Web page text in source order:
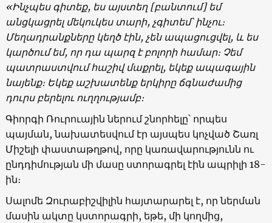
«Ինչպես գիտեք, ես այստեղ [բանտում] եմ
անցկացրել մեկուկես տարի, չգիտեմ՝ ինչու։
Մեղադրանքները կեղծ էին, չեն ապացուցվել, և ես
կարծում եմ, որ դա պարզ է բոլորի համար։ Չեմ
պատրաստվում հաշիվ մաքրել, եկեք ապագային
նայենք։ Եկեք աշխատենք երկիրը ճգնաժամից
դուրս բերելու ուղղությամբ։
Գիորգի Ռուրուային ներում շնորհելը՝ որպես
պայման, նախատեսվում էր այսպես կոչված Շառլ
Միշելի փաստաթղթով, որը կառավարությունն ու
ընդդիմության մի մասը ստորագրել էին ապրիլի 18-
ին։
Սալոմե Զուրաբիշվիլին հայտարարել է, որ ներման
մասին ակտը կստորագրի, եթե, մի կողմից,